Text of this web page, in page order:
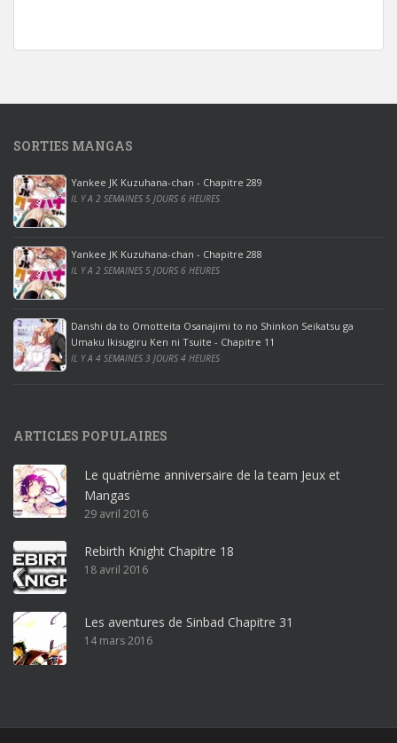
d
0
p
r
o
o
ff
i
c
e
2
0
1
r
o
ff
i
c
e
3
r
SORTIES MANGAS
Yankee JK Kuzuhana-chan - Chapitre 289
IL Y A 2 SEMAINES 5 JOURS 6 HEURES
Yankee JK Kuzuhana-chan - Chapitre 288
IL Y A 2 SEMAINES 5 JOURS 6 HEURES
Danshi da to Omotteita Osanajimi to no Shinkon Seikatsu ga
Umaku Ikisugiru Ken ni Tsuite - Chapitre 11
IL Y A 4 SEMAINES 3 JOURS 4 HEURES
ARTICLES POPULAIRES
Le quatrième anniversaire de la team Jeux et
Mangas
29 avril 2016
Rebirth Knight Chapitre 18
18 avril 2016
Les aventures de Sinbad Chapitre 31
14 mars 2016